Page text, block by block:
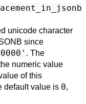
unicode character
since
. The
numeric value
of this
default value is 0,